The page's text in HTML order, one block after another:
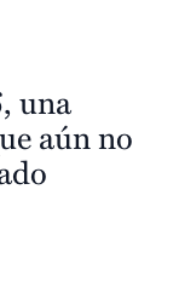
una
aún no